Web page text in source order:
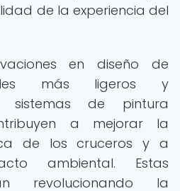
de la experiencia del
en diseño de
más ligeros y
sistemas de pintura
a mejorar la
de los cruceros y a
ambiental. Estas
revolucionando la